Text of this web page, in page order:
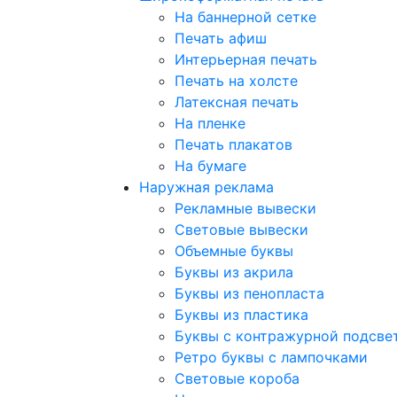
На баннерной сетке
Печать афиш
Интерьерная печать
Печать на холсте
Латексная печать
На пленке
Печать плакатов
На бумаге
Наружная реклама
Рекламные вывески
Световые вывески
Объемные буквы
Буквы из акрила
Буквы из пенопласта
Буквы из пластика
Буквы с контражурной
Ретро буквы с лампочками
Световые короба